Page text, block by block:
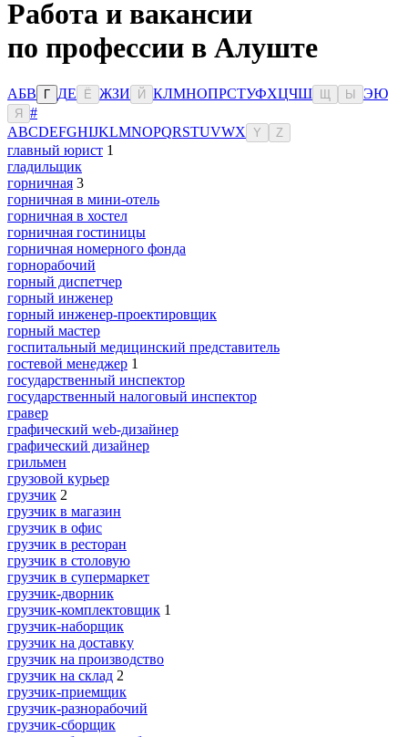
Работа и вакансии
по профессии в Алуште
АБВ Г ДЕ Ё ЖЗИ Й КЛМНОПРСТУФХЦЧШ Ы ЭЮ
Я
#
ABCDEFGHIJKLMNOPQRSTUVWX Y Z
главный юрист 1
гладильщик
горничная 3
горничная в мини-отель
горничная в хостел
горничная гостиницы
горничная номерного фонда
горнорабочий
горный диспетчер
горный инженер
горный инженер-проектировщик
горный мастер
госпитальный медицинский представитель
гостевой менеджер 1
государственный инспектор
государственный налоговый инспектор
гравер
графический web-дизайнер
графический дизайнер
грильмен
грузовой курьер
грузчик 2
грузчик в магазин
грузчик в офис
грузчик в ресторан
грузчик в столовую
грузчик в супермаркет
грузчик-дворник
грузчик-комплектовщик 1
грузчик-наборщик
грузчик на доставку
грузчик на производство
грузчик на склад 2
грузчик-приемщик
грузчик-разнорабочий
грузчик-сборщик